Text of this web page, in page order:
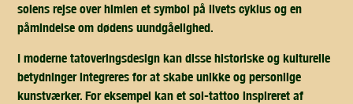
solens rejse over himlen et symbol på livets cyklus og en
påmindelse om dødens uundgåelighed.
I moderne tatoveringsdesign kan disse historiske og kulturelle
betydninger integreres for at skabe unikke og personlige
kunstværker. For eksempel kan et sol-tattoo inspireret af